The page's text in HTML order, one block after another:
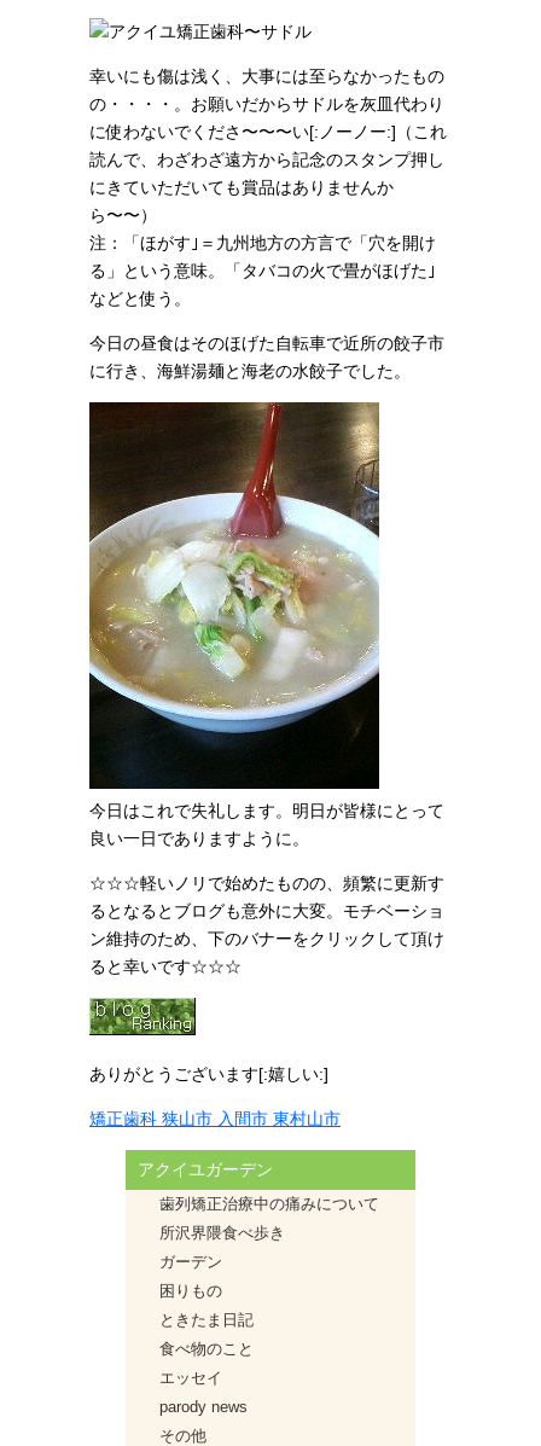
幸いにも傷は浅く、大事には至らなかったもの
の・・・・。お願いだからサドルを灰皿代わり
に使わないでくださ〜〜〜い[:ノーノー:]（これ
読んで、わざわざ遠方から記念のスタンプ押し
にきていただいても賞品はありませんか
ら〜〜）
注：「ほがす｣＝九州地方の方言で「穴を開け
る」という意味。「タバコの火で畳がほげた｣
などと使う。
今日の昼食はそのほげた自転車で近所の餃子市
に行き、海鮮湯麺と海老の水餃子でした。
今日はこれで失礼します。明日が皆様にとって
良い一日でありますように。
☆☆☆軽いノリで始めたものの、頻繁に更新す
るとなるとブログも意外に大変。モチベーショ
ン維持のため、下のバナーをクリックして頂け
ると幸いです☆☆☆
ありがとうございます[:嬉しい:]
矯正歯科 狭山市 入間市 東村山市
アクイユガーデン
歯列矯正治療中の痛みについて
所沢界隈食べ歩き
ガーデン
困りもの
ときたま日記
食べ物のこと
エッセイ
parody news
その他